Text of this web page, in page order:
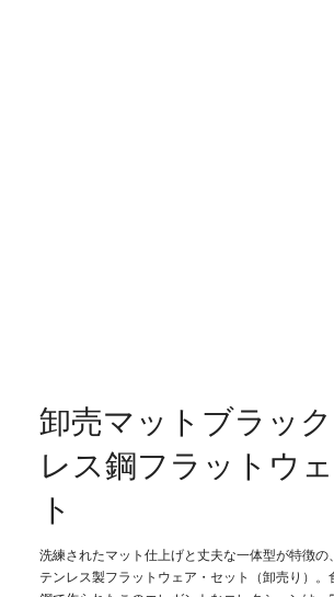
卸売マットブラッ
レス鋼フラットウ
ト
洗練されたマット仕上げと丈夫な一体型が特徴の
テンレス製フラットウェア・セット（卸売り）